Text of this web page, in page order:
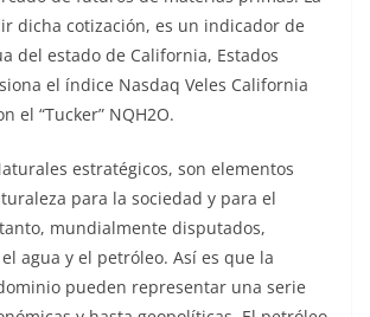
dicha cotización, es un indicador de
del estado de California, Estados
el índice Nasdaq Veles California
el “Tucker” NQH2O.
estratégicos, son elementos
para la sociedad y para el
mundialmente disputados,
agua y el petróleo. Así es que la
pueden representar una serie